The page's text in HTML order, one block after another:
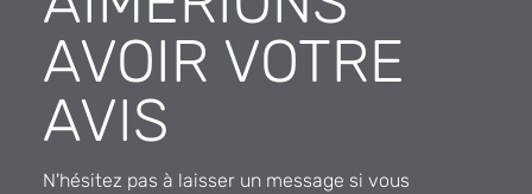
AVOIR VOTRE
AVIS
N'hésitez pas à laisser un message si vous